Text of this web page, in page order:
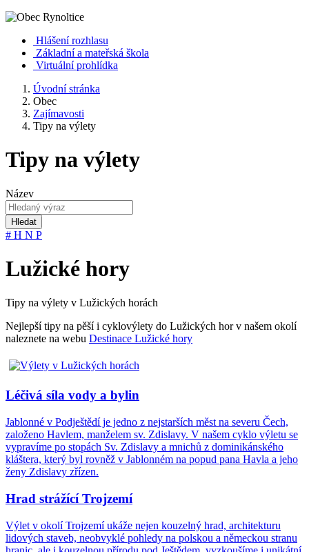
Hlášení rozhlasu
Základní a mateřská škola
Virtuální prohlídka
Úvodní stránka
Obec
Zajímavosti
Tipy na výlety
Tipy na výlety
Název
Hledat
# H N P
Lužické hory
Tipy na výlety v Lužických horách
Nejlepší tipy na pěší i cyklovýlety do Lužických hor v našem okolí
naleznete na webu Destinace Lužické hory
Léčivá síla vody a bylin
Jablonné v Podještědí je jedno z nejstarších měst na severu Čech,
založeno Havlem, manželem sv. Zdislavy. V našem cyklo výletu se
vypravíme po stopách Sv. Zdislavy a mnichů z dominikánského
kláštera, který byl rovněž v Jablonném na popud pana Havla a jeho
ženy Zdislavy zřízen.
Hrad strážící Trojzemí
Výlet v okolí Trojzemí ukáže nejen kouzelný hrad, architekturu
lidových staveb, neobvyklé pohledy na polskou a německou stranu